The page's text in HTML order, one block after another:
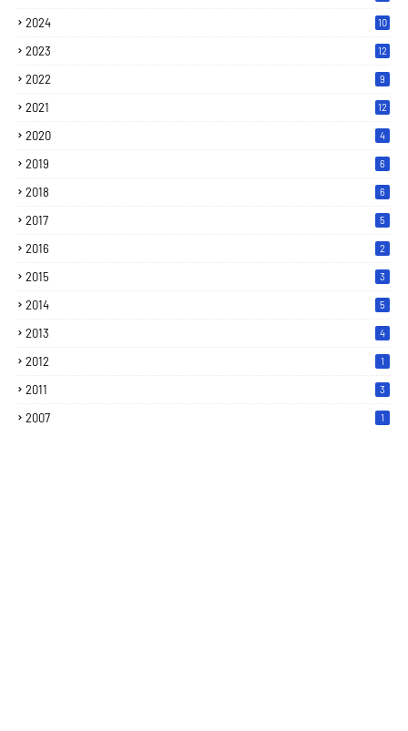
2024 10
2023 12
2022 9
2021 12
2020 4
2019 6
2018 6
2017 5
2016 2
2015 3
2014 5
2013 4
2012 1
2011 3
2007 1